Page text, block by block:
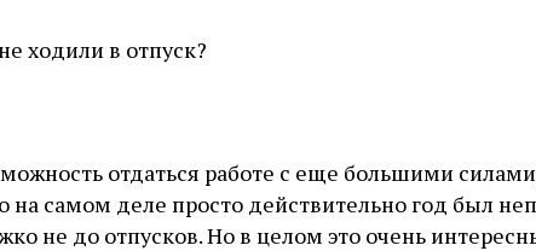
ходили в отпуск?
отдаться работе с еще большими
на самом деле просто действительно год был
не до отпусков. Но в целом это очень